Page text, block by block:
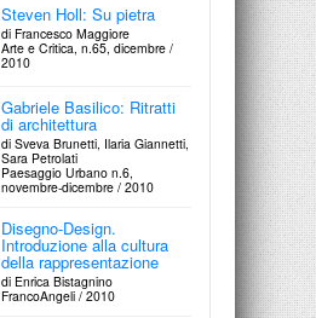
Steven Holl: Su pietra
di Francesco Maggiore
Arte e Critica, n.65, dicembre /
2010
Gabriele Basilico: Ritratti
di architettura
di Sveva Brunetti, Ilaria Giannetti,
Sara Petrolati
Paesaggio Urbano n.6,
novembre-dicembre / 2010
Disegno-Design.
Introduzione alla cultura
della rappresentazione
di Enrica Bistagnino
FrancoAngeli / 2010